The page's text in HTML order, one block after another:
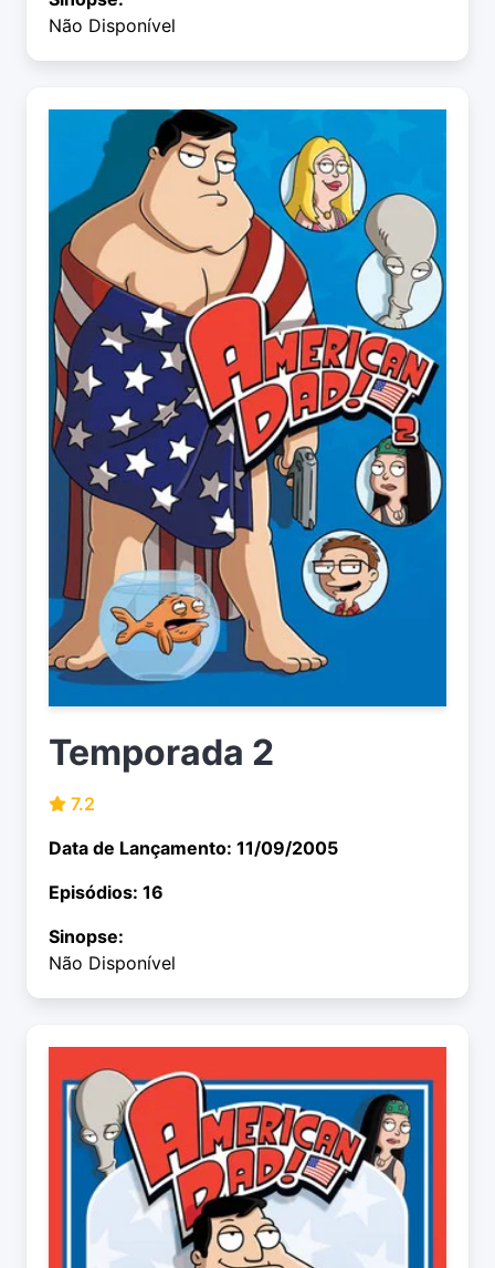
Não Disponível
Temporada 2
7.2
Data de Lançamento: 11/09/2005
Episódios: 16
Sinopse:
Não Disponível